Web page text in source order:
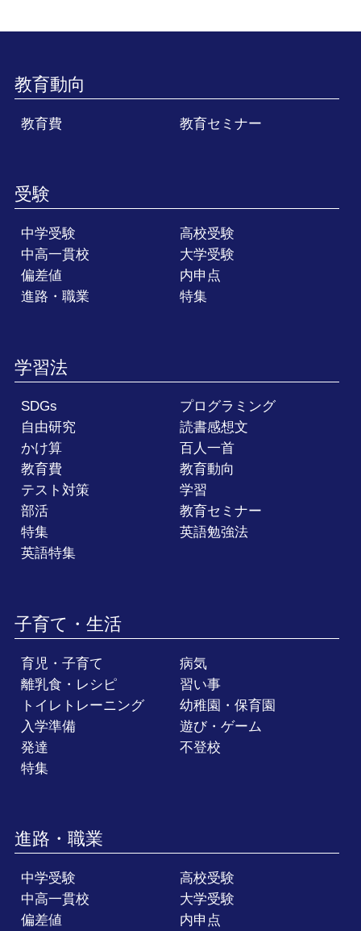
教育動向
教育費 教育セミナー
受験
中学受験
高校受験
中高一貫校
大学受験
偏差値
内申点
進路・職業
特集
学習法
SDGs
プログラミング
自由研究
読書感想文
かけ算
百人一首
教育費
教育動向
テスト対策
学習
部活
教育セミナー
特集
英語勉強法
英語特集
子育て・生活
育児・子育て
病気
離乳食・レシピ
習い事
トイレトレーニング
幼稚園・保育園
入学準備
遊び・ゲーム
発達
不登校
特集
進路・職業
中学受験
高校受験
中高一貫校
大学受験
偏差値
内申点